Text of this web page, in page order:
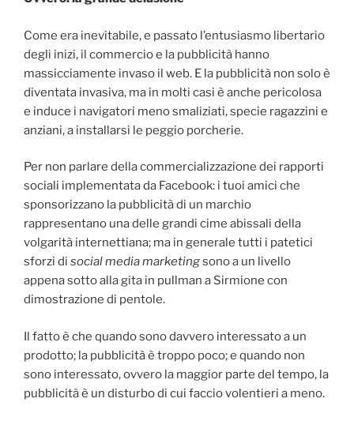
Come era inevitabile, e passato l’entusiasmo libertario
degli inizi, il commercio e la pubblicità hanno
massicciamente invaso il web. E la pubblicità non solo è
diventata invasiva, ma in molti casi è anche pericolosa
e induce i navigatori meno smaliziati, specie ragazzini e
anziani, a installarsi le peggio porcherie.
Per non parlare della commercializzazione dei rapporti
sociali implementata da Facebook: i tuoi amici che
sponsorizzano la pubblicità di un marchio
rappresentano una delle grandi cime abissali della
volgarità internettiana; ma in generale tutti i patetici
sforzi di social media marketingsono a un livello
appena sotto alla gita in pullman a Sirmione con
dimostrazione di pentole.
Il fatto è che quando sono davvero interessato a un
prodotto; la pubblicità è troppo poco; e quando non
sono interessato, ovvero la maggior parte del tempo, la
pubblicità è un disturbo di cui faccio volentieri a meno.